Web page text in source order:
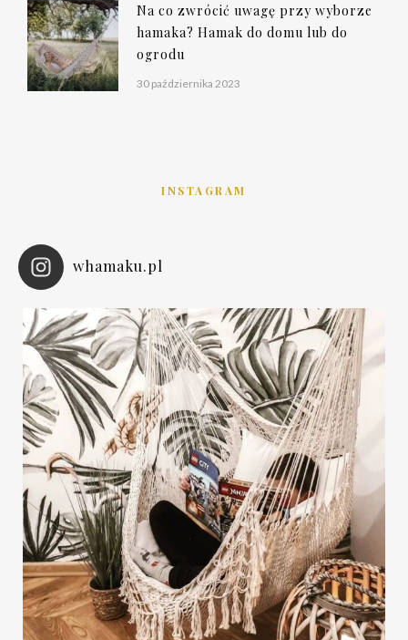
Na co zwrócić uwagę przy wyborze
hamaka? Hamak do domu lub do
ogrodu
30 października 2023
INSTAGRAM
whamaku.pl